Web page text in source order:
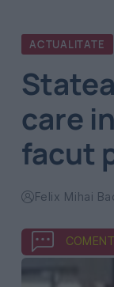
ACTUALITATE
care
facut
Felix Mihai